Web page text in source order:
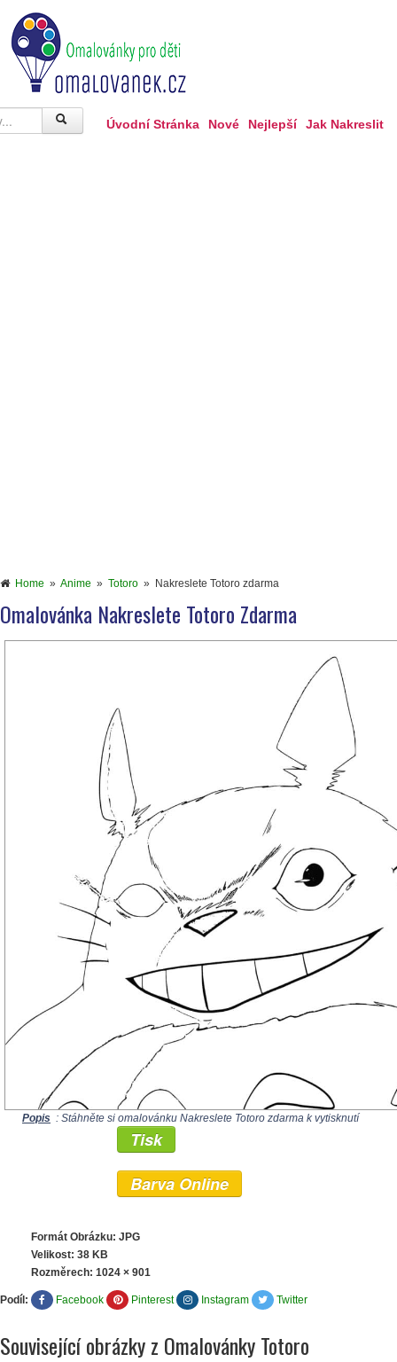
Úvodní Stránka Nové Nejlepší Jak Nakreslit
Home » Anime » Totoro » Nakreslete Totoro zdarma
Omalovánka Nakreslete Totoro Zdarma
Popis : Stáhněte si omalovánku Nakreslete Totoro zdarma k vytisknutí
Tisk
Barva Online
Formát Obrázku: JPG
Velikost: 38 KB
Rozměrech: 1024 × 901
Podíl: Facebook Pinterest Instagram Twitter
Související obrázky z Omalovánky Totoro